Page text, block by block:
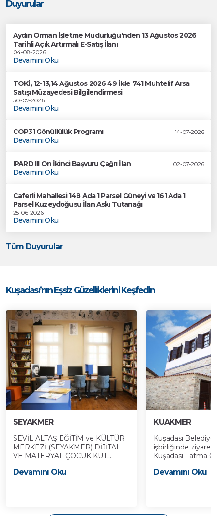
Duyurular
Aydın Orman İşletme Müdürlüğü'nden 13 Ağustos 2026
Tarihli Açık Artırmalı E-Satış İlanı
04-08-2026
Devamını Oku
TOKİ, 12-13,14 Ağustos 2026 49 İlde 741 Muhtelif Arsa
Satışı Müzayedesi Bilgilendirmesi
30-07-2026
Devamını Oku
COP31 Gönüllülük Programı 14-07-2026
Devamını Oku
IPARD III On İkinci Başvuru Çağrı İlan 02-07-2026
Devamını Oku
Caferli Mahallesi 148 Ada 1 Parsel Güneyi ve 161 Ada 1
Parsel Kuzeydoğusu İlan Askı Tutanağı
25-06-2026
Devamını Oku
Tüm Duyurular
Kuşadası’nın Eşsiz Güzelliklerini Keşfedin
SEYAKMER
SEVİL ALTAŞ EĞİTİM ve KÜLTÜR
MERKEZİ (SEYAKMER) DİJİTAL
VE MATERYAL ÇOCUK KÜT...
Devamını Oku
KUAKMER
Kuşadası
işbirliğinde
Kuşadası Fatma
Devamını Oku